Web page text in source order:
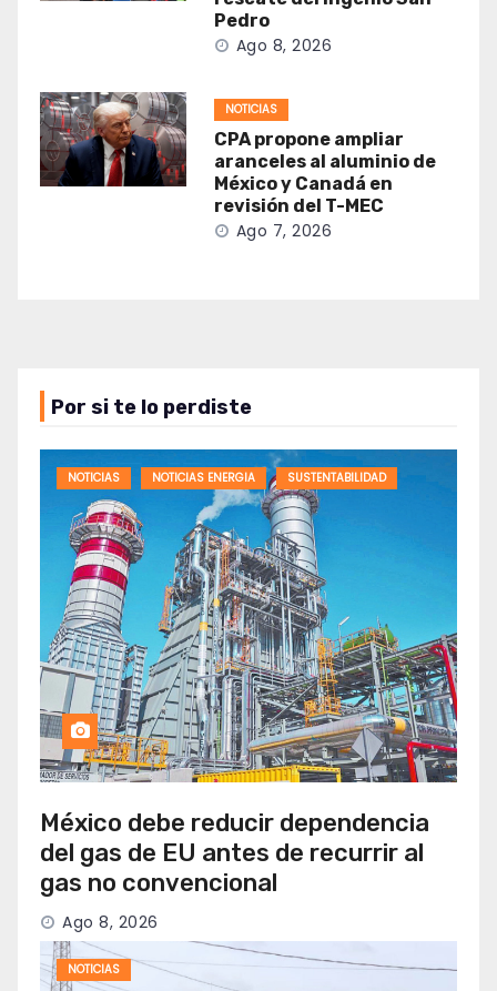
Pedro
Ago 8, 2026
NOTICIAS
CPA propone ampliar
aranceles al aluminio de
México y Canadá en
revisión del T-MEC
Ago 7, 2026
Por si te lo perdiste
NOTICIAS NOTICIAS ENERGIA SUSTENTABILIDAD
México debe reducir dependencia
del gas de EU antes de recurrir al
gas no convencional
Ago 8, 2026
NOTICIAS